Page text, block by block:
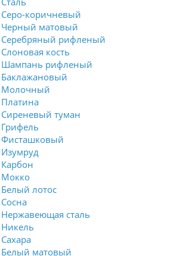
Серо-коричневый
Черный матовый
Серебряный рифленый
Слоновая кость
Шампань рифленый
Баклажановый
Молочный
Платина
Сиреневый туман
Грифель
Фисташковый
Изумруд
Карбон
Мокко
Белый лотос
Сосна
Нержавеющая сталь
Никель
Сахара
Белый матовый